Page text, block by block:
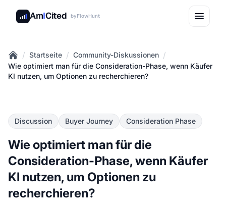
AmICited byFlowHunt
Home
/ Startseite / Community-Diskussionen /
Wie optimiert man für die Consideration-Phase, wenn Käufer
KI nutzen, um Optionen zu recherchieren?
Discussion Buyer Journey Consideration Phase
Wie optimiert man für die
Consideration-Phase, wenn Käufer
KI nutzen, um Optionen zu
recherchieren?